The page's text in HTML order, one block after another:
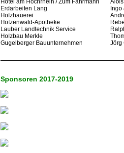
Hotel am Hochrhein / Zum Fährmann
Erdarbeiten Lang
Holzhauerei
Hotzenwald-Apotheke
Lauber Landtechnik Service
Holzbau Merkle
Gugelberger Bauunternehmen
Jörg
Sponsoren 2017-2019